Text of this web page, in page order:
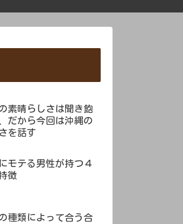
素晴らしさは聞き飽
だから今回は沖縄の
を話す
モテる男性が持つ４
徴
種類によって合う合